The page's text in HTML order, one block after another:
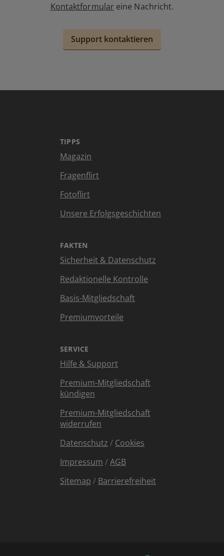
Kontaktformular eine Nachricht.
Support kontaktieren
TIPPS
Magazin
Fragenflirt
Fotoflirt
Unsere Erfolgsgeschichten
FAKTEN
Sicherheit & Datenschutz
Redaktionelle Kontrolle
Basis-Mitgliedschaft
Premiumvorteile
SERVICE
Hilfe & Support
Premium-Mitgliedschaft
kündigen
Premium-Mitgliedschaft
widerrufen
Datenschutz / Cookies
Impressum /AGB
Sitemap / Barrierefreiheit